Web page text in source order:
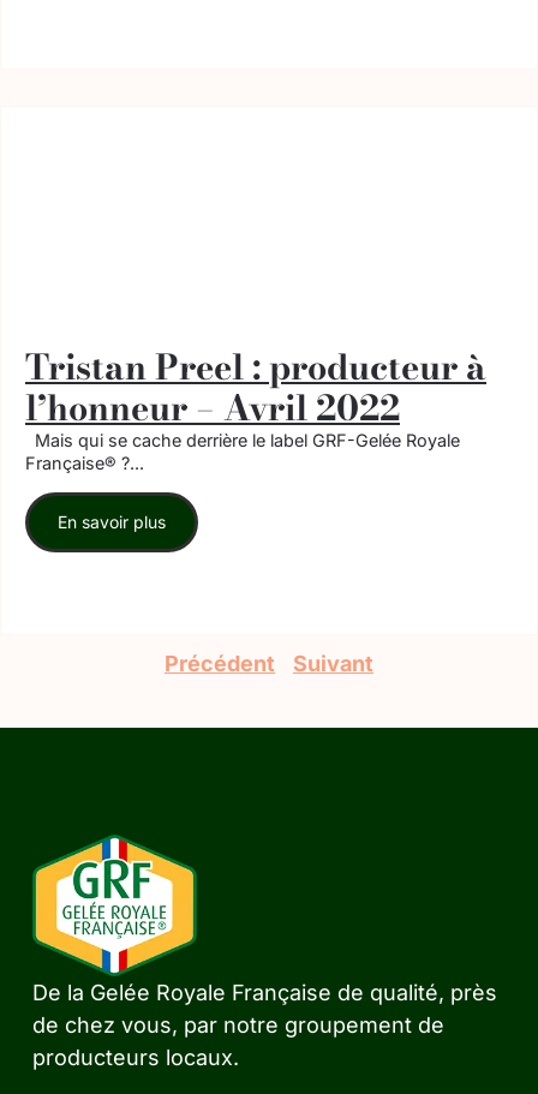
Tristan Preel : producteur à
l’honneur – Avril 2022
Mais qui se cache derrière le label GRF-Gelée Royale
Française® ?...
En savoir plus
Précédent Suivant
De la Gelée Royale Française de qualité, près
de chez vous, par notre groupement de
producteurs locaux.